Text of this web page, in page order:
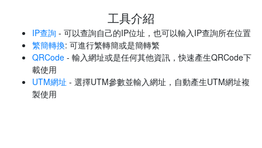
工具介紹
IP查詢 - 可以查詢自己的IP位址，也可以輸入IP查詢所在位置
繁簡轉換: 可進行繁轉簡或是簡轉繁
QRCode - 輸入網址或是任何其他資訊，快速產生QRCode下
載使用
UTM網址 - 選擇UTM參數並輸入網址，自動產生UTM網址複
製使用